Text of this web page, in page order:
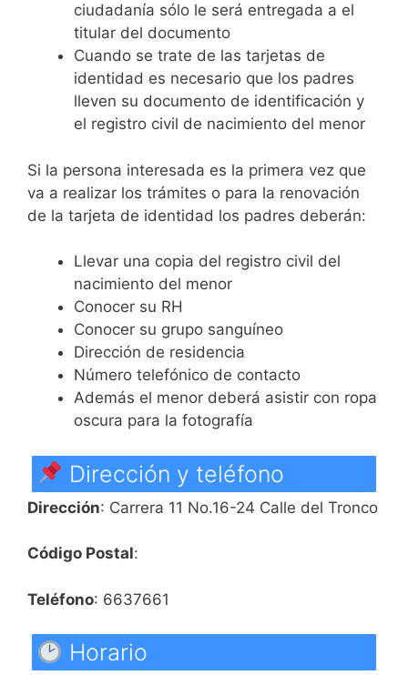
ciudadanía sólo le será entregada a el
titular del documento
Cuando se trate de las tarjetas de
identidad es necesario que los padres
lleven su documento de identificación y
el registro civil de nacimiento del menor
Si la persona interesada es la primera vez que
va a realizar los trámites o para la renovación
de la tarjeta de identidad los padres deberán:
Llevar una copia del registro civil del
nacimiento del menor
Conocer su RH
Conocer su grupo sanguíneo
Dirección de residencia
Número telefónico de contacto
Además el menor deberá asistir con ropa
oscura para la fotografía
Dirección y teléfono
Dirección: Carrera 11 No.16-24 Calle del Tronco
Código Postal:
Teléfono: 6637661
Horario